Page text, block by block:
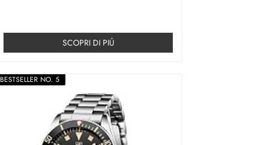
SCOPRI DI PIÚ
BESTSELLER NO. 5